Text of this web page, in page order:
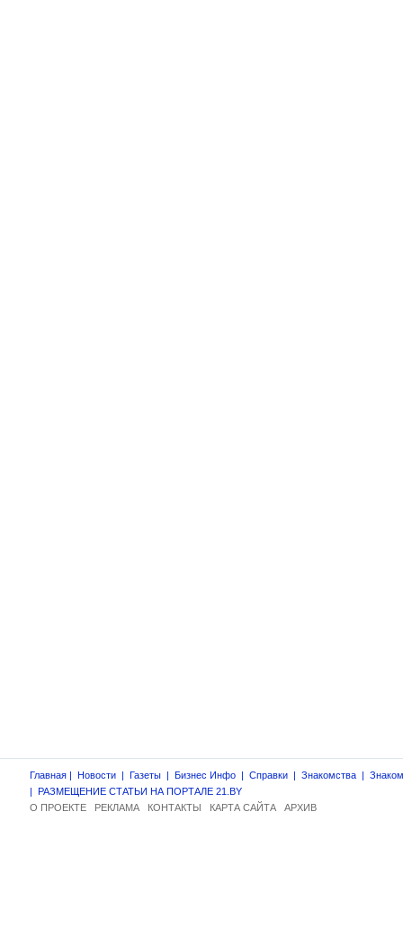
Главная | Новости | Газеты | Бизнес Инфо | Справки | Знакомства |
| РАЗМЕЩЕНИЕ СТАТЬИ НА ПОРТАЛЕ 21.BY
О ПРОЕКТЕ
РЕКЛАМА КОНТАКТЫ КАРТА САЙТА АРХИВ